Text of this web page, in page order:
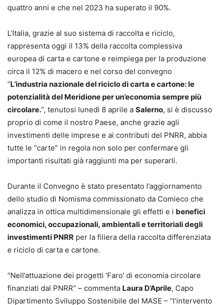
quattro anni e che nel 2023 ha superato il 90%.
L’Italia, grazie al suo sistema di raccolta e riciclo,
rappresenta oggi il 13% della raccolta complessiva
europea di carta e cartone e reimpiega per la produzione
circa il 12% di macero e nel corso del convegno
“L’industria nazionale del riciclo di carta e cartone: le
potenzialità del Meridione per un’economia sempre più
circolare.”, tenutosi lunedì 8 aprile a Salerno, si è discusso
proprio di come il nostro Paese, anche grazie agli
investimenti delle imprese e ai contributi del PNRR, abbia
tutte le “carte” in regola non solo per confermare gli
importanti risultati già raggiunti ma per superarli.
Durante il Convegno è stato presentato l’aggiornamento
dello studio di Nomisma commissionato da Comieco che
analizza in ottica multidimensionale gli effetti e i benefici
economici, occupazionali, ambientali e territoriali degli
investimenti PNRR per la filiera della raccolta differenziata
e riciclo di carta e cartone.
“Nell’attuazione dei progetti ‘Faro’ di economia circolare
finanziati dal PNRR” – commenta Laura D’Aprile, Capo
Dipartimento Sviluppo Sostenibile del MASE – “l’intervento